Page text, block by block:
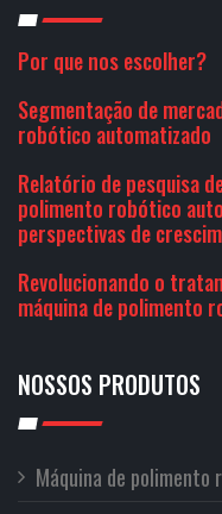
Por que nos escolher?
Segmentação de
robótico automatizado
Relatório de pesquisa
polimento robótico
perspectivas de
Revolucionando o
máquina de polimento
NOSSOS PRODUTOS
Máquina de polimento